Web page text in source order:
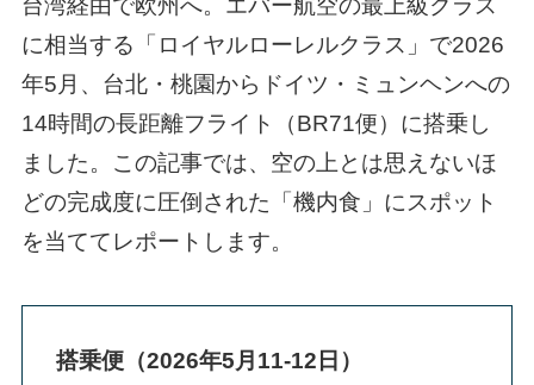
台湾経由で欧州へ。エバー航空の最上級クラス
に相当する「ロイヤルローレルクラス」で2026
年5月、台北・桃園からドイツ・ミュンヘンへの
14時間の長距離フライト（BR71便）に搭乗し
ました。この記事では、空の上とは思えないほ
どの完成度に圧倒された「機内食」にスポット
を当ててレポートします。
搭乗便（2026年5月11-12日）